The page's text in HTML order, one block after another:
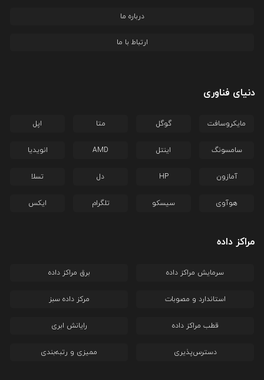
درباره ما
ارتباط با ما
دنیای فناوری
مایکروسافت گوگل متا اپل
سامسونگ اینتل AMD انویدیا
آمازون HP دل تسلا
هوآوی سیسکو تلگرام ایکس
مراکز داده
سرمایش مراکز داده برق مراکز داده
استاندارد و مصوبات مرکز داده سبز
قطب مراکز داده رایانش ابری
دسترس‌پذیری ممیزی و رتبه‌بندی